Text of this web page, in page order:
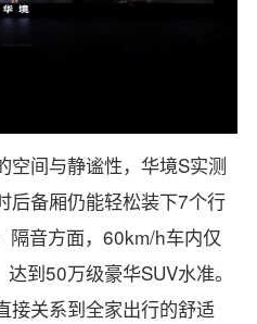
空间与静谧性，华境S实测
后备厢仍能轻松装下7个行
隔音方面，60km/h车内仅
到50万级豪华SUV水准。
接关系到全家出行的舒适